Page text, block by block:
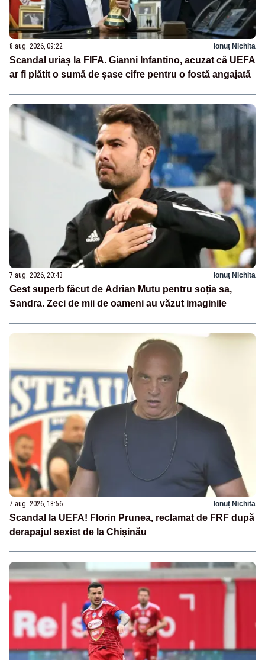
8 aug. 2026, 09:22 Ionuț Nichita
Scandal uriaș la FIFA. Gianni Infantino, acuzat că UEFA
ar fi plătit o sumă de șase cifre pentru o fostă angajată
7 aug. 2026, 20:43 Ionuț Nichita
Gest superb făcut de Adrian Mutu pentru soția sa,
Sandra. Zeci de mii de oameni au văzut imaginile
7 aug. 2026, 18:56 Ionuț Nichita
Scandal la UEFA! Florin Prunea, reclamat de FRF după
derapajul sexist de la Chișinău